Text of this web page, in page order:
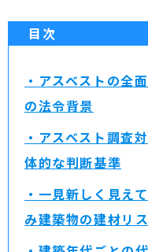
目次
・アスベストの全
の法令背景
・アスベスト調査
体的な判断基準
・一見新しく見え
み建築物の建材リ